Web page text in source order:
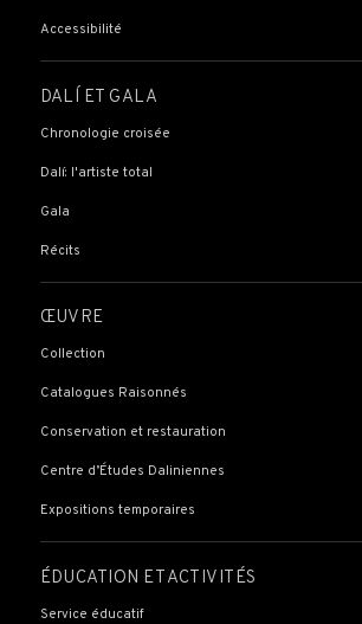
Accessibilité
DALÍ ET GALA
Chronologie croisée
Dalí: l'artiste total
Gala
Récits
ŒUVRE
Collection
Catalogues Raisonnés
Conservation et restauration
Centre d’Études Daliniennes
Expositions temporaires
ÉDUCATION ET ACTIVITÉS
Service éducatif